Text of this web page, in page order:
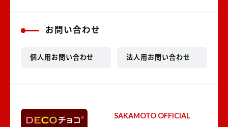
お問い合わせ
個人用お問い合わせ 法人用お問い合わせ
SAKAMOTO OFFICIAL